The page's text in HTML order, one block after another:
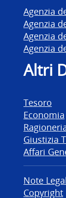
Agenzia
Agenzia
Agenzia
Agenzia
Altri
Tesoro
Economia
Giustizia
Affari
Altre
Note
Copyright